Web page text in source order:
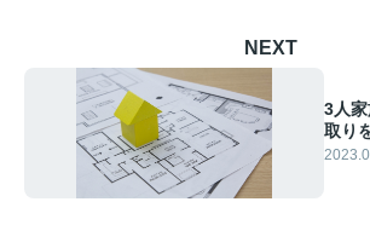
NEXT
3人
取り
2LDK